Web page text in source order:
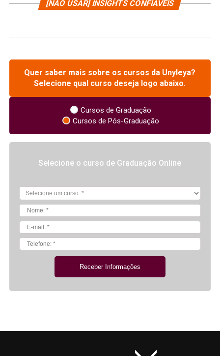
[NAO USAR] INSIGHTS CONFIÁVEIS
Quer saber mais sobre os cursos da Unyleya?
Selecione qual curso deseja logo abaixo.
Cursos de Graduação
Cursos de Pós-Graduação
Selecione o curso de Graduação Online
Receber Informações